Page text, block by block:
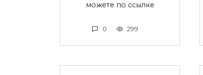
можете по ссылке
0 299